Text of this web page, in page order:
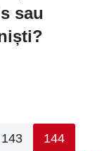
sau
143 144